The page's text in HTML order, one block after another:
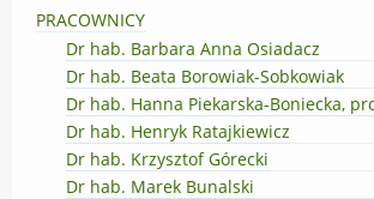
PRACOWNICY
Dr hab. Barbara Anna Osiadacz
Dr hab. Beata Borowiak-Sobkowiak
Dr hab. Hanna Piekarska-Boniecka,
Dr hab. Henryk Ratajkiewicz
Dr hab. Krzysztof Górecki
Dr hab. Marek Bunalski